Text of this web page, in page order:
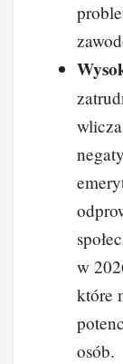
w
które
osób.